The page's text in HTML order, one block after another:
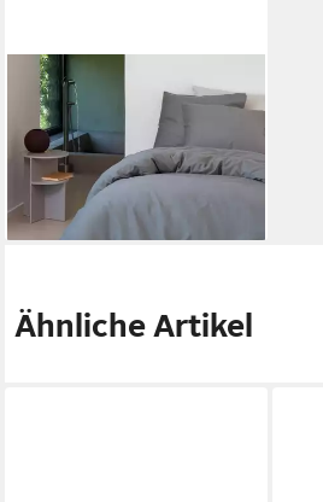
DAMAI
Bettwäsche damai Bio Satin
Bettwäsche Silt mit Struktur
Optik, Satin, 2 teilig
45,99 €
lieferbar - in 2-3 Werktagen bei dir
Ähnliche Artikel